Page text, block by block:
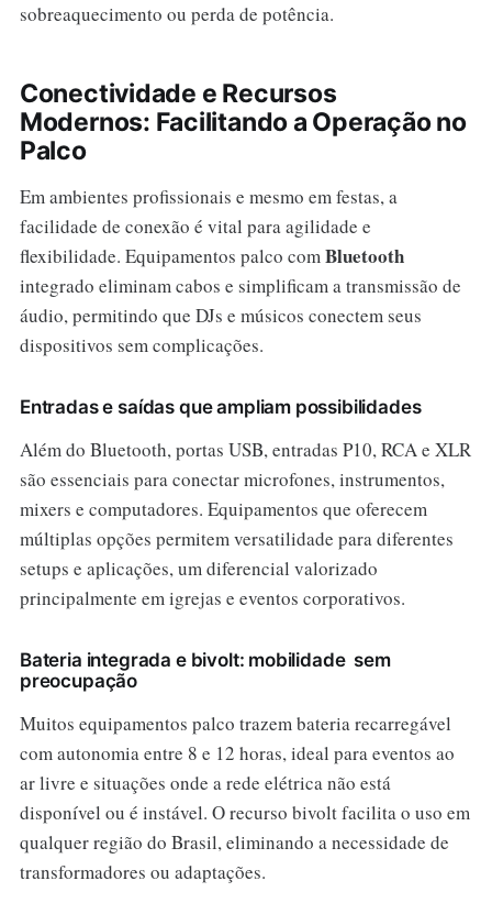
sobreaquecimento ou perda de potência.
Conectividade e Recursos
Modernos: Facilitando a Operação no
Palco
Em ambientes profissionais e mesmo em festas, a
facilidade de conexão é vital para agilidade e
flexibilidade. Equipamentos palco comBluetooth
integrado eliminam cabos e simplificam a transmissão de
áudio, permitindo que DJs e músicos conectem seus
dispositivos sem complicações.
Entradas e saídas que ampliam possibilidades
Além do Bluetooth, portas USB, entradas P10, RCA e XLR
são essenciais para conectar microfones, instrumentos,
mixers e computadores. Equipamentos que oferecem
múltiplas opções permitem versatilidade para diferentes
setups e aplicações, um diferencial valorizado
principalmente em igrejas e eventos corporativos.
Bateria integrada e bivolt: mobilidade sem
preocupação
Muitos equipamentos palco trazem bateria recarregável
com autonomia entre 8 e 12 horas, ideal para eventos ao
ar livre e situações onde a rede elétrica não está
disponível ou é instável. O recurso bivolt facilita o uso em
qualquer região do Brasil, eliminando a necessidade de
transformadores ou adaptações.